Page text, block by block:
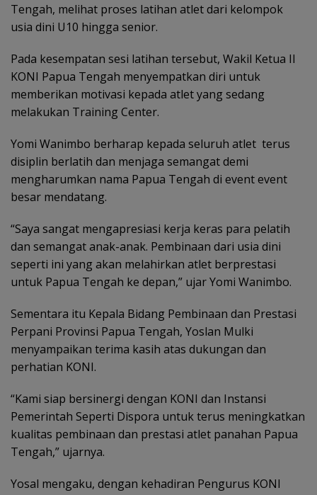
Tengah, melihat proses latihan atlet dari kelompok
usia dini U10 hingga senior.
Pada kesempatan sesi latihan tersebut, Wakil Ketua II
KONI Papua Tengah menyempatkan diri untuk
memberikan motivasi kepada atlet yang sedang
melakukan Training Center.
Yomi Wanimbo berharap kepada seluruh atlet terus
disiplin berlatih dan menjaga semangat demi
mengharumkan nama Papua Tengah di event event
besar mendatang.
“Saya sangat mengapresiasi kerja keras para pelatih
dan semangat anak-anak. Pembinaan dari usia dini
seperti ini yang akan melahirkan atlet berprestasi
untuk Papua Tengah ke depan,” ujar Yomi Wanimbo.
Sementara itu Kepala Bidang Pembinaan dan Prestasi
Perpani Provinsi Papua Tengah, Yoslan Mulki
menyampaikan terima kasih atas dukungan dan
perhatian KONI.
“Kami siap bersinergi dengan KONI dan Instansi
Pemerintah Seperti Dispora untuk terus meningkatkan
kualitas pembinaan dan prestasi atlet panahan Papua
Tengah,” ujarnya.
Yosal mengaku, dengan kehadiran Pengurus KONI